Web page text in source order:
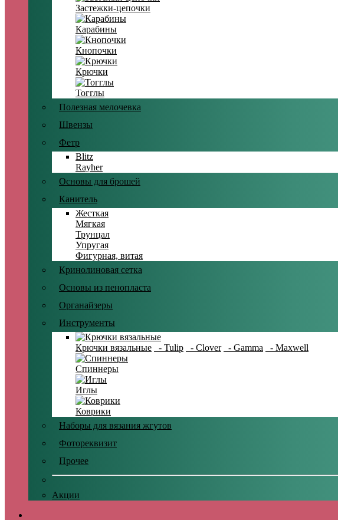
Застежки-цепочки
Карабины
Кнопочки
Крючки
Тогглы
Полезная мелочевка
Швензы
Фетр
Blitz
Rayher
Основы для брошей
Канитель
Жесткая
Мягкая
Трунцал
Упругая
Фигурная, витая
Кринолиновая сетка
Основы из пенопласта
Органайзеры
Инструменты
Крючки вязальные - Tulip - Clover - Gamma - Maxwell
Спиннеры
Иглы
Коврики
Наборы для вязания жгутов
Фотореквизит
Прочее
Акции